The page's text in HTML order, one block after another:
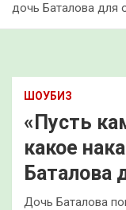
дочь Баталова для
ШОУБИЗ
«Пусть
какое
Баталова
Дочь Баталова